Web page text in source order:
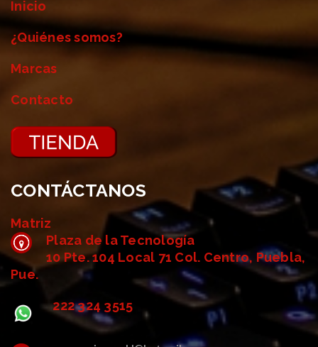
Inicio
¿Quiénes somos?
Marcas
Contacto
CONTÁCTANOS
Matriz
Plaza de la Tecnología
10 Pte. 104 Local 71 Col. Centro, Puebla,
Pue.
222 324 3515